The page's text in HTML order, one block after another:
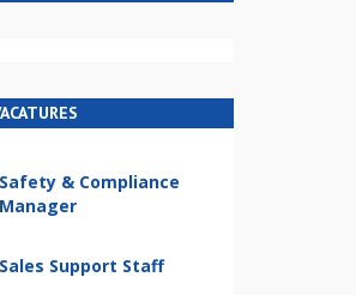
Safety & Compliance
Manager
Sales Support Staff